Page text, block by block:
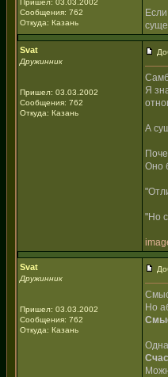
Пришел: 03.03.2002
Сообщения: 762
Откуда: Казань
Svat
Дружинник
Пришел: 03.03.2002
Сообщения: 762
Откуда: Казань
Я
А
Оно
"Но
Svat
Дружинник
Пришел: 03.03.2002
Сообщения: 762
Откуда: Казань
Но